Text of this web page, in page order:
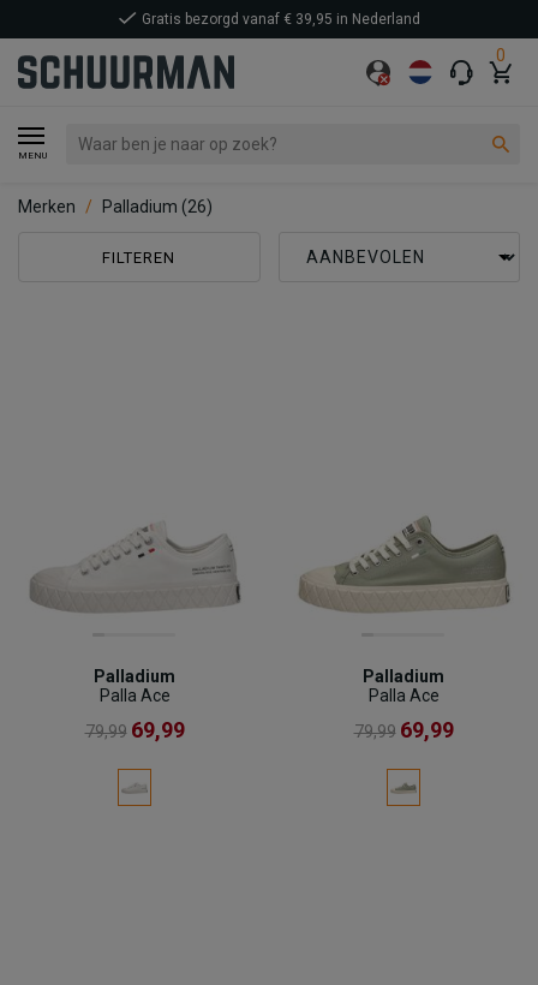
0
MENU
Gratis bezorgd vanaf € 39,95 in Nederland
Merken Palladium (26)
FILTEREN
Palladium
Palla Ace
79,99 69,99
Palladium
Palla Ace
79,99 69,99